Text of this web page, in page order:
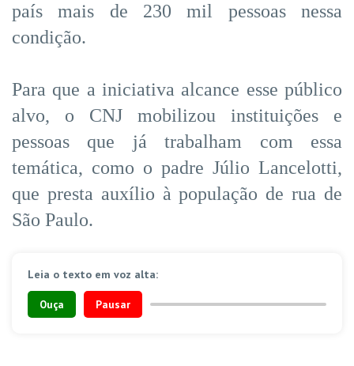
país mais de 230 mil pessoas nessa
condição.
Para que a iniciativa alcance esse público
alvo, o CNJ mobilizou instituições e
pessoas que já trabalham com essa
temática, como o padre Júlio Lancelotti,
que presta auxílio à população de rua de
São Paulo.
Leia o texto em voz alta:
Ouça Pausar